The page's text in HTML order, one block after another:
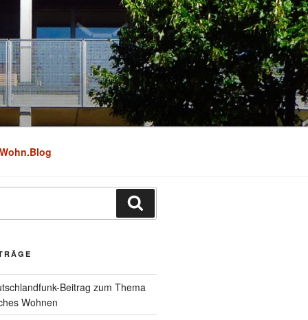
Wohn.Blog
Beitrag zum Thema
Wohnen